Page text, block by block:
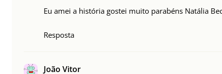
Eu amei a história gostei muito parabéns Natália
Resposta
João Vitor